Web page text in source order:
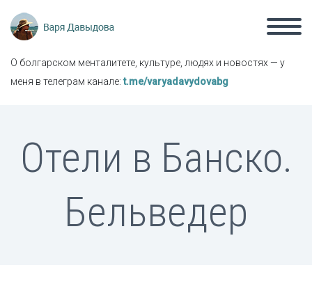
О болгарском менталитете, культуре, людях и новостях — у
меня в телеграм канале:t.me/varyadavydovabg
Отели в Банско.
Бельведер